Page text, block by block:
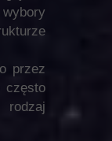
przez
często
rodzaj